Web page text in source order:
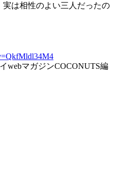
は相性のよい三人だったの
webマガジンCOCONUTS編